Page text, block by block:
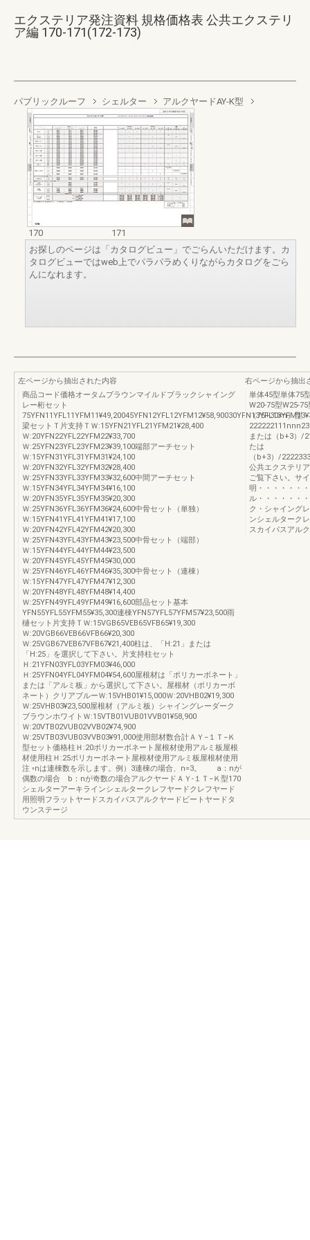
エクステリア発注資料 規格価格表 公共エクステリ
ア編 170-171(172-173)
パブリックルーフ シェルター アルクヤードAY-K型
170
171
お探しのページは「カタログビュー」でごらんいただけます。カ
タログビューではweb上でパラパラめくりながらカタログをごら
んになれます。
左ページから抽出された内容
商品コード価格オータムブラウンマイルドブラックシャイング
レー桁セット
梁セットＴ片支持ＴＷ:15YFN21YFL21YFM21¥28,400
Ｗ:20YFN22YFL22YFM22¥33,700
Ｗ:25YFN23YFL23YFM23¥39,100端部アーチセット
Ｗ:15YFN31YFL31YFM31¥24,100
Ｗ:20YFN32YFL32YFM32¥28,400
Ｗ:25YFN33YFL33YFM33¥32,600中間アーチセット
Ｗ:15YFN34YFL34YFM34¥16,100
Ｗ:20YFN35YFL35YFM35¥20,300
Ｗ:25YFN36YFL36YFM36¥24,600中骨セット（単独）
Ｗ:15YFN41YFL41YFM41¥17,100
Ｗ:20YFN42YFL42YFM42¥20,300
Ｗ:25YFN43YFL43YFM43¥23,500中骨セット（端部）
Ｗ:15YFN44YFL44YFM44¥23,500
Ｗ:20YFN45YFL45YFM45¥30,000
Ｗ:25YFN46YFL46YFM46¥35,300中骨セット（連棟）
Ｗ:15YFN47YFL47YFM47¥12,300
Ｗ:20YFN48YFL48YFM48¥14,400
Ｗ:25YFN49YFL49YFM49¥16,600部品セット基本
YFN55YFL55YFM55¥35,300連棟YFN57YFL57YFM57¥23,500雨
樋セット片支持ＴＷ:15VGB65VEB65VFB65¥19,300
Ｗ:20VGB66VEB66VFB66¥20,300
Ｗ:25VGB67VEB67VFB67¥21,400柱は、「H:21」または
「H:25」を選択して下さい。片支持柱セット
Ｈ:21YFN03YFL03YFM03¥46,000
Ｈ:25YFN04YFL04YFM04¥54,600屋根材は「ポリカーボネート」
または「アルミ板」から選択して下さい。屋根材（ポリカーボ
ネート）クリアブルーＷ:15VHB01¥15,000Ｗ:20VHB02¥19,300
Ｗ:25VHB03¥23,500屋根材（アルミ板）シャイングレーダーク
ブラウンホワイトＷ:15VTB01VUB01VVB01¥58,900
Ｗ:20VTB02VUB02VVB02¥74,900
Ｗ:25VTB03VUB03VVB03¥91,000使用部材数合計ＡＹ−１Ｔ−Ｋ
型セット価格柱Ｈ:20ポリカーボネート屋根材使用アルミ板屋根
材使用柱Ｈ:25ポリカーボネート屋根材使用アルミ板屋根材使用
注 ◦nは連棟数を示します。例）3連棟の場合、n=3。 a：nが
偶数の場合 b：nが奇数の場合アルクヤードＡＹ-１Ｔ−Ｋ型170
シェルターアーキラインシェルタークレフヤードクレフヤード
用照明フラットヤードスカイパスアルクヤードビートヤードタ
ウンステージ
右ページから抽出
単体45型単体75
W20-75型W25-
（75+30×n）型
または（b+3）/
たは
（b+3）/
公共エクステリ
ご覧下さい。サ
明・・・・・・
ル・・・・・・
ク・シャイング
ンシェルターク
スカイパスアル